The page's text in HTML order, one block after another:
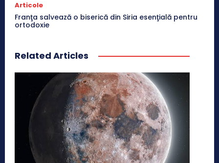
Articole
Franţa salvează o biserică din Siria esenţială pentru
ortodoxie
Related Articles